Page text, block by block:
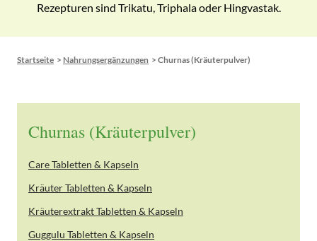
Rezepturen sind Trikatu, Triphala oder Hingvastak.
Startseite > Nahrungsergänzungen > Churnas (Kräuterpulver)
Churnas (Kräuterpulver)
Care Tabletten & Kapseln
Kräuter Tabletten & Kapseln
Kräuterextrakt Tabletten & Kapseln
Guggulu Tabletten & Kapseln